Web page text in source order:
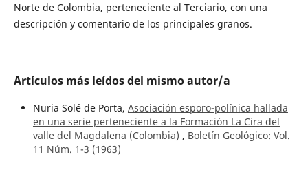
Norte de Colombia, perteneciente al Terciario, con una
descripción y comentario de los principales granos.
Artículos más leídos del mismo autor/a
Nuria Solé de Porta, Asociación esporo-polínica hallada
en una serie perteneciente a la Formación La Cira del
valle del Magdalena (Colombia) , Boletín Geológico: Vol.
11 Núm. 1-3 (1963)